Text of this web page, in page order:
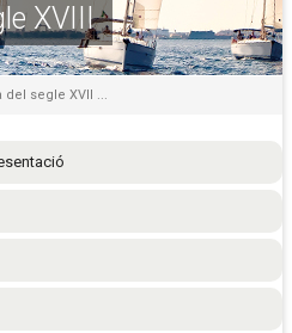
XVIII
del segle XVII ...